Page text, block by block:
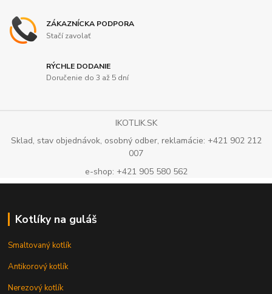
ZÁKAZNÍCKA PODPORA
Stačí zavolať
RÝCHLE DODANIE
Doručenie do 3 až 5 dní
IKOTLIK.SK
Sklad, stav objednávok, osobný odber, reklamácie: +421 902 212
007
e-shop: +421 905 580 562
Kotlíky na guláš
Smaltovaný kotlík
Antikorový kotlík
Nerezový kotlík